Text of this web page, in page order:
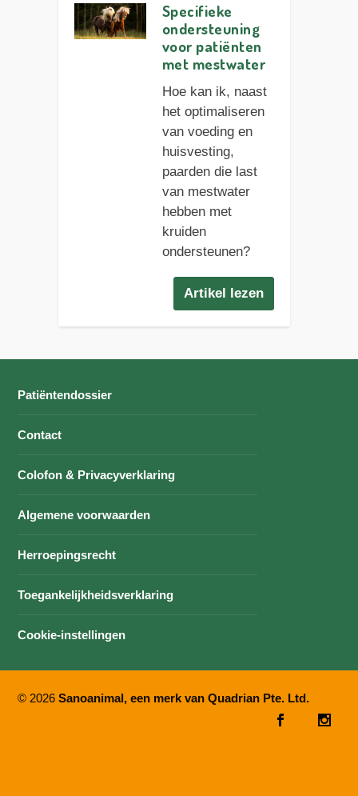
Specifieke
ondersteuning
voor patiënten
met mestwater
Hoe kan ik, naast
het optimaliseren
van voeding en
huisvesting,
paarden die last
van mestwater
hebben met
kruiden
ondersteunen?
Artikel lezen
Patiëntendossier
Contact
Colofon & Privacyverklaring
Algemene voorwaarden
Herroepingsrecht
Toegankelijkheidsverklaring
Cookie-instellingen
© 2026Sanoanimal, een merk van Quadrian Pte. Ltd.